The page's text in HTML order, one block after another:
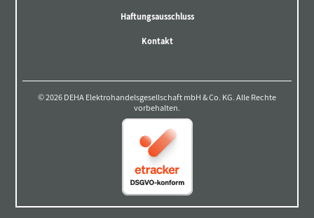
Haftungsausschluss
Kontakt
© 2026 DEHA Elektrohandelsgesellschaft mbH & Co. KG. Alle Rechte
vorbehalten.